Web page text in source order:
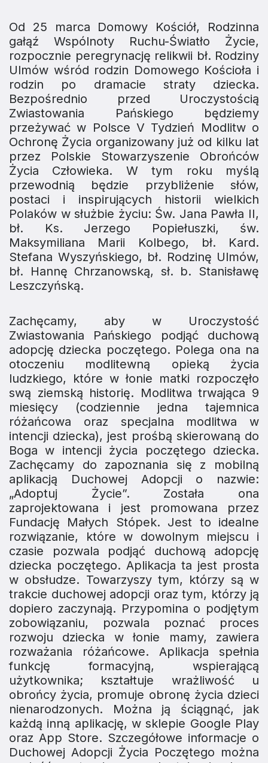
Od 25 marca Domowy Kościół, Rodzinna
gałąź Wspólnoty Ruchu-Światło Życie,
rozpocznie peregrynację relikwii bł. Rodziny
Ulmów wśród rodzin Domowego Kościoła i
rodzin po dramacie straty dziecka.
Bezpośrednio przed Uroczystością
Zwiastowania Pańskiego będziemy
przeżywać w Polsce V Tydzień Modlitw o
Ochronę Życia organizowany już od kilku lat
przez Polskie Stowarzyszenie Obrońców
Życia Człowieka. W tym roku myślą
przewodnią będzie przybliżenie słów,
postaci i inspirujących historii wielkich
Polaków w służbie życiu: Św. Jana Pawła II,
bł. Ks. Jerzego Popiełuszki, św.
Maksymiliana Marii Kolbego, bł. Kard.
Stefana Wyszyńskiego, bł. Rodzinę Ulmów,
bł. Hannę Chrzanowską, sł. b. Stanisławę
Leszczyńską.
Zachęcamy, aby w Uroczystość
Zwiastowania Pańskiego podjąć duchową
adopcję dziecka poczętego. Polega ona na
otoczeniu modlitewną opieką życia
ludzkiego, które w łonie matki rozpoczęło
swą ziemską historię. Modlitwa trwająca 9
miesięcy (codziennie jedna tajemnica
różańcowa oraz specjalna modlitwa w
intencji dziecka), jest prośbą skierowaną do
Boga w intencji życia poczętego dziecka.
Zachęcamy do zapoznania się z mobilną
aplikacją Duchowej Adopcji o nazwie:
„Adoptuj Życie”. Została ona
zaprojektowana i jest promowana przez
Fundację Małych Stópek. Jest to idealne
rozwiązanie, które w dowolnym miejscu i
czasie pozwala podjąć duchową adopcję
dziecka poczętego. Aplikacja ta jest prosta
w obsłudze. Towarzyszy tym, którzy są w
trakcie duchowej adopcji oraz tym, którzy ją
dopiero zaczynają. Przypomina o podjętym
zobowiązaniu, pozwala poznać proces
rozwoju dziecka w łonie mamy, zawiera
rozważania różańcowe. Aplikacja spełnia
funkcję formacyjną, wspierającą
użytkownika; kształtuje wrażliwość u
obrońcy życia, promuje obronę życia dzieci
nienarodzonych. Można ją ściągnąć, jak
każdą inną aplikację, w sklepie Google Play
oraz App Store. Szczegółowe informacje o
Duchowej Adopcji Życia Poczętego można